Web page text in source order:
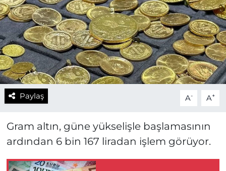
Paylaş A- A+
Gram altın, güne yükselişle başlamasının
ardından 6 bin 167 liradan işlem görüyor.